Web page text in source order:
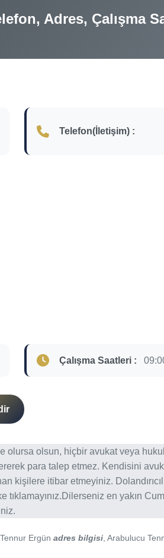
Adres, Çalışma
Telefon(İletişim) :
Çalışma Saatleri :
olursa olsun, hiçbir avukat veya
para talep etmez. Kendisini
kişilere itibar etmeyiniz.
tıklamayınız.Dilerseniz en yakın
Ergün adres bilgisi , Arabulucu